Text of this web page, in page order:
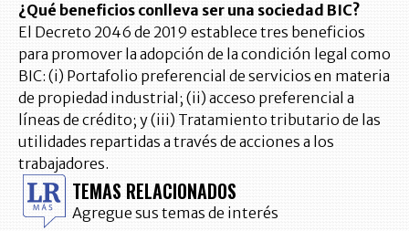
¿Qué beneficios conlleva ser una sociedad BIC?
El Decreto 2046 de 2019 establece tres beneficios
para promover la adopción de la condición legal como
BIC: (i) Portafolio preferencial de servicios en materia
de propiedad industrial; (ii) acceso preferencial a
líneas de crédito; y (iii) Tratamiento tributario de las
utilidades repartidas a través de acciones a los
trabajadores.
TEMAS RELACIONADOS
Agregue sus temas de interés